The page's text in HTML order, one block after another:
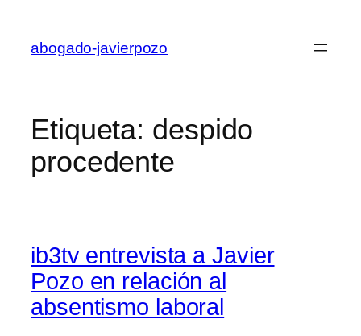
contenido
abogado-javierpozo
Etiqueta: despido
procedente
ib3tv entrevista a Javier
Pozo en relación al
absentismo laboral